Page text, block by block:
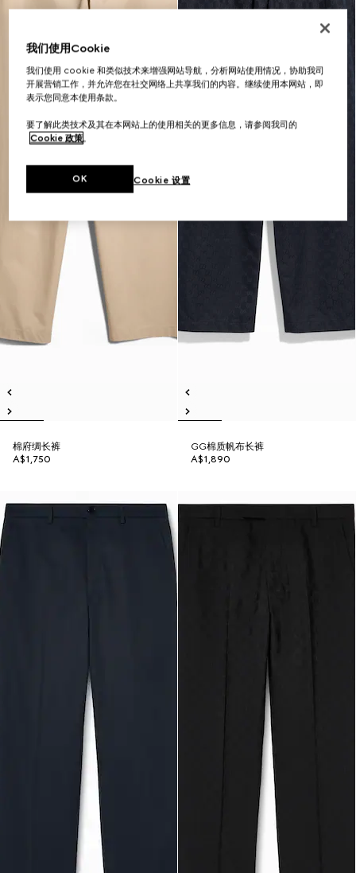
棉府绸长裤
A$1,750
GG棉质帆布长裤
A$1,890
我们使用Cookie
我们使用 cookie 和类似技术来增强网站导航，分析网站使用情况，协助我司
开展营销工作，并允许您在社交网络上共享我们的内容。继续使用本网站，即
表示您同意本使用条款。
要了解此类技术及其在本网站上的使用相关的更多信息，请参阅我司的
Cookie 政策。
Cookie 设置
OK